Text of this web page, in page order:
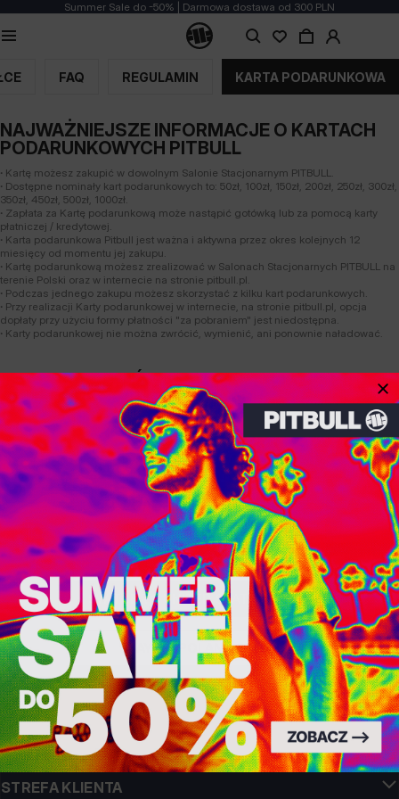
Summer Sale do -50% | Darmowa dostawa od 300 PLN
FAQ REGULAMIN KARTA PODARUNKOWA
NAJWAŻNIEJSZE INFORMACJE O KARTACH
PODARUNKOWYCH PITBULL
∙ Kartę możesz zakupić w dowolnym Salonie Stacjonarnym PITBULL.
∙ Dostępne nominały kart podarunkowych to: 50zł, 100zł, 150zł, 200zł, 250zł, 300zł,
350zł, 450zł, 500zł, 1000zł.
∙ Zapłata za Kartę podarunkową może nastąpić gotówką lub za pomocą karty
płatniczej / kredytowej.
∙ Karta podarunkowa Pitbull jest ważna i aktywna przez okres kolejnych 12
miesięcy od momentu jej zakupu.
∙ Kartę podarunkową możesz zrealizować w Salonach Stacjonarnych PITBULL na
terenie Polski oraz w internecie na stronie pitbull.pl.
∙ Podczas jednego zakupu możesz skorzystać z kilku kart podarunkowych.
∙ Przy realizacji Karty podarunkowej w internecie, na stronie pitbull.pl, opcja
dopłaty przy użyciu formy płatności "za pobraniem" jest niedostępna.
∙ Karty podarunkowej nie można zwrócić, wymienić, ani ponownie naładować.
JAK SPRAWDZIĆ SALDO KARTY
PODARUNKOWEJ?
∙Wejdź na stronę internetową naszego partnera:
https://giftcardsystem.pl/#saldo
Wpisz numer karty/numer bonu.
∙Wpisz kod zabezpieczający i/lub PIN.
Numer karty oraz kod zabezpieczający znajdziesz na odwrocie karty. Saldo
możesz wyświetlić w dowolnym momencie, bez względu na ważność czy
wysokość posiadanych środków.
Pełne zasady korzystania z karty opisane są w Regulaminie Kart podarunkowych
pod adresem: www.pitbull.pl/regulamin-kart-podarunkowychlub PDF do
pobrania po kliknięciu:Regulamin Kart Podarunkowych PDF
JAKOŚĆ TO DLA NAS PRIORYTET
Naszą odzież produkujemy z pasją! Nie idziemy na kompromis w kwestiach
wytrzymałości, długowieczności materiałów i dbałości o detal.
US ORIGIN
Nasze korzenie sięgają San Diego z poczatku lat 90-tych XX wieku. Nasz styl jest
surowy, autentyczny i stanowczy.
MARKA Z CHARAKTEREM
Nasze kolekcje wybierają sportowcy, fighterzy i uparci indywidualiści.
INFO
STREFA KLIENTA
Dedicated store available
LOCAL STORE AVAILABLE
Looks like you are inUnited States.
Do you want to switch to your local store?
SWITCH TO UNITED STATESSTORE
STAY ONPOLANDSTORE